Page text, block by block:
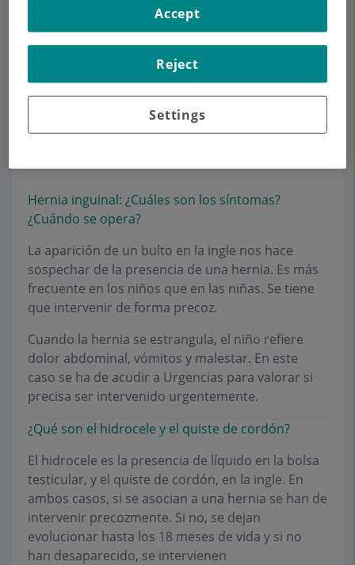
Es la estrechez natural, congénita o accidental del
prepucio (piel de la parte final del pene), que
impide la exteriorización del glande. Aunque se
puede operar a cualquier edad, lo idóneo es
hacerlo entre los 3 y los 5 años.
La fimosis puede producir balanitis, que es la
inflamación del prepucio a causa de las
Hernia inguinal: ¿Cuáles son los síntomas?
¿Cuándo se opera?
La aparición de un bulto en la ingle nos hace
sospechar de la presencia de una hernia. Es más
frecuente en los niños que en las niñas. Se tiene
que intervenir de forma precoz.
Cuando la hernia se estrangula, el niño refiere
dolor abdominal, vómitos y malestar. En este
caso se ha de acudir a Urgencias para valorar si
precisa ser intervenido urgentemente.
¿Qué son el hidrocele y el quiste de cordón?
El hidrocele es la presencia de líquido en la bolsa
testicular, y el quiste de cordón, en la ingle. En
ambos casos, si se asocian a una hernia se han de
intervenir precozmente. Si no, se dejan
evolucionar hasta los 18 meses de vida y si no
han desaparecido, se intervienen
Settings
Reject
Accept